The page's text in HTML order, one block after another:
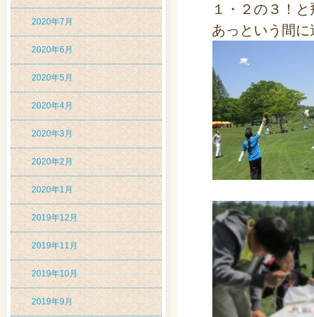
2020年7月
2020年6月
2020年5月
2020年4月
2020年3月
2020年2月
2020年1月
2019年12月
2019年11月
2019年10月
2019年9月
１・２の３！
あっという間